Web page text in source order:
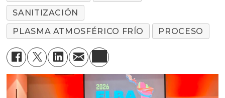
SANITIZACIÓN
PLASMA ATMOSFÉRICO FRÍO
PROCESO